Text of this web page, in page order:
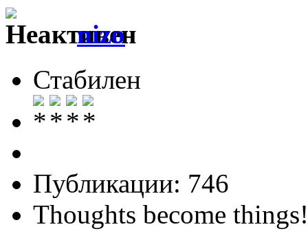
nizo
Стабилен
Публикации: 746
Thoughts become things!